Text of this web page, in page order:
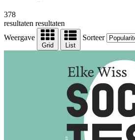
378
resultaten resultaten
Weergave
Grid List
Sorteer